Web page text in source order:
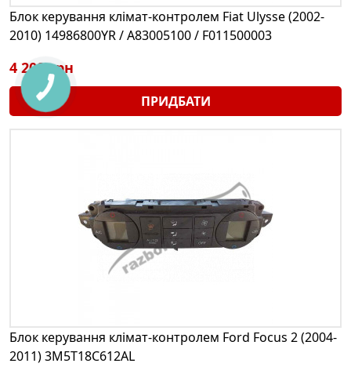
Блок керування клімат-контролем Fiat Ulysse (2002-
2010) 14986800YR / A83005100 / F011500003
4 200 грн
ПРИДБАТИ
Блок керування клімат-контролем Ford Focus 2 (2004-
2011) 3M5T18C612AL